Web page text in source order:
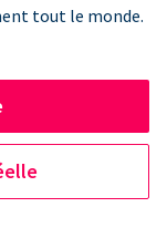
tout le monde.